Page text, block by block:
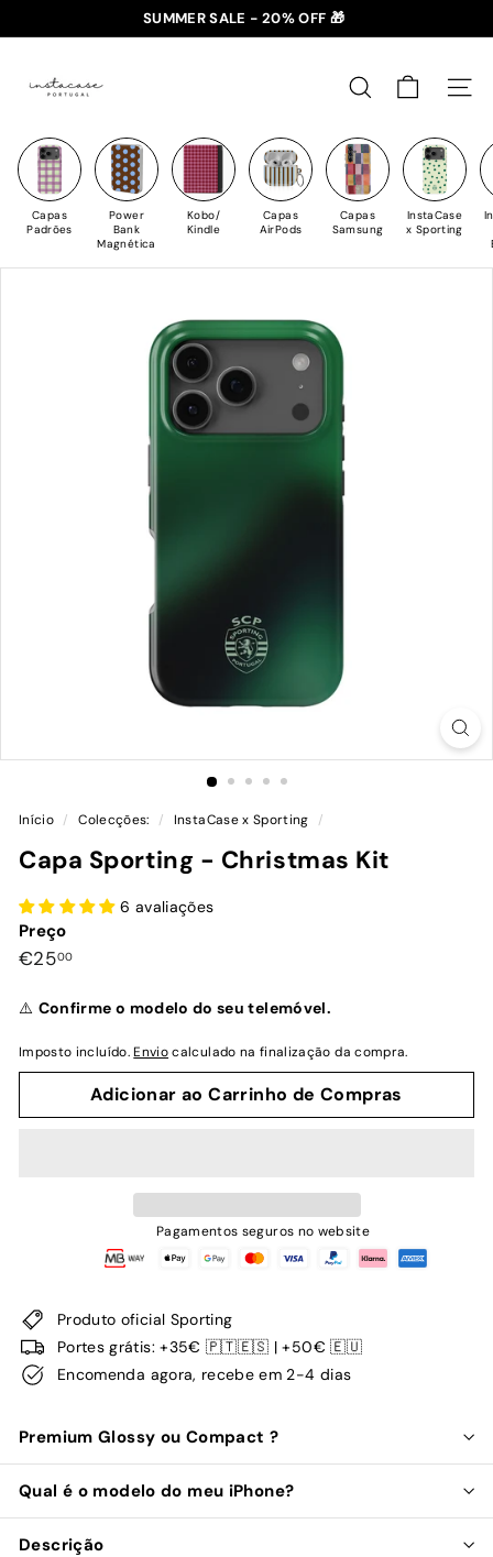
para
Conteúdo
slideshow
✈️ PORTES GRÁTIS: +35€ 🇵🇹🇪🇸 | +50€ 🇪🇺
SUMMER SALE - 20% OFF 🎁
n
t
a
C
a
s
PESQUISAR
Capas
Padrões
Power
Bank
Magnética
Kobo/
Kindle
Capas
AirPods
Capas
Samsung
InstaCase
x Sporting
Início / Colecções: / InstaCase x Sporting /
Capa Sporting - Christmas Kit
6 avaliações
Preço
Preço
€2500€25,00
⚠️ Confirme o modelo do seu telemóvel.
Imposto incluído.Enviocalculado na finalização da compra.
Adicionar ao Carrinho de Compras
Pagamentos seguros no website
Produto oficial Sporting
Portes grátis: +35€ 🇵🇹🇪🇸 | +50€ 🇪🇺
Encomenda agora, recebe em 2-4 dias
Premium Glossy ou Compact ?
Qual é o modelo do meu iPhone?
Descrição